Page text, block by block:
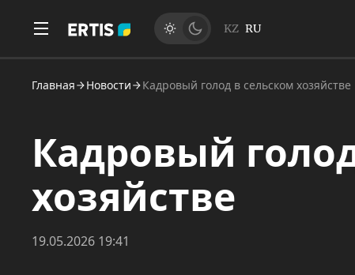
KZ RU
Главная Новости Кадровый голод в сельском хозяйстве
Кадровый
хозяйстве
19.05.2026 19:41